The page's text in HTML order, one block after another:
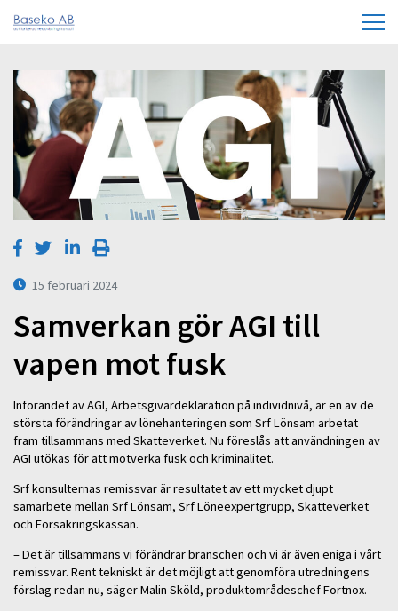
15 februari 2024
Samverkan gör AGI till
vapen mot fusk
Införandet av AGI, Arbetsgivardeklaration på individnivå, är en av de
största förändringar av lönehanteringen som Srf Lönsam arbetat
fram tillsammans med Skatteverket. Nu föreslås att användningen av
AGI utökas för att motverka fusk och kriminalitet.
Srf konsulternas remissvar är resultatet av ett mycket djupt
samarbete mellan Srf Lönsam, Srf Löneexpertgrupp, Skatteverket
och Försäkringskassan.
– Det är tillsammans vi förändrar branschen och vi är även eniga i vårt
remissvar. Rent tekniskt är det möjligt att genomföra utredningens
förslag redan nu, säger Malin Sköld, produktområdeschef Fortnox.